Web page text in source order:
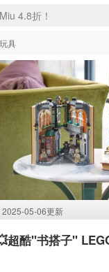
蜜夏促！个位数！
4.8折！
客披萨5折！
玩具
2025-05-06更新
超酷"书搭子"